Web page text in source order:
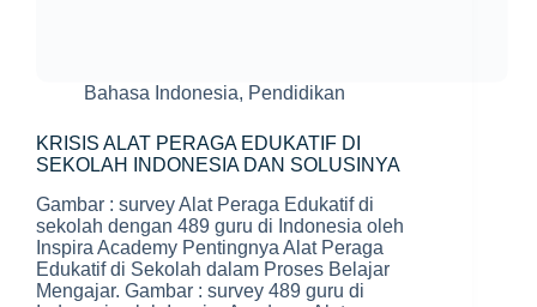
Bahasa Indonesia, Pendidikan
KRISIS ALAT PERAGA EDUKATIF DI
SEKOLAH INDONESIA DAN SOLUSINYA
Gambar : survey Alat Peraga Edukatif di
sekolah dengan 489 guru di Indonesia oleh
Inspira Academy Pentingnya Alat Peraga
Edukatif di Sekolah dalam Proses Belajar
Mengajar. Gambar : survey 489 guru di